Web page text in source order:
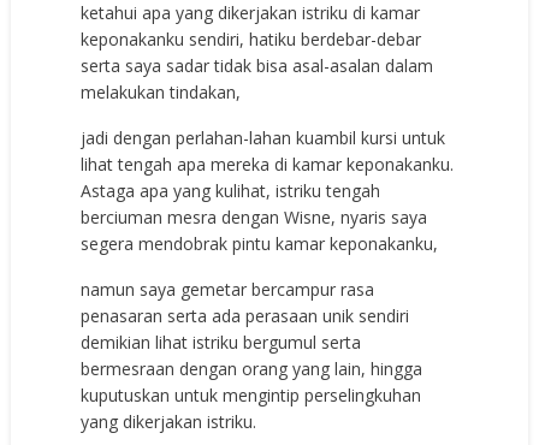
ketahui apa yang dikerjakan istriku di kamar
keponakanku sendiri, hatiku berdebar-debar
serta saya sadar tidak bisa asal-asalan dalam
melakukan tindakan,
jadi dengan perlahan-lahan kuambil kursi untuk
lihat tengah apa mereka di kamar keponakanku.
Astaga apa yang kulihat, istriku tengah
berciuman mesra dengan Wisne, nyaris saya
segera mendobrak pintu kamar keponakanku,
namun saya gemetar bercampur rasa
penasaran serta ada perasaan unik sendiri
demikian lihat istriku bergumul serta
bermesraan dengan orang yang lain, hingga
kuputuskan untuk mengintip perselingkuhan
yang dikerjakan istriku.